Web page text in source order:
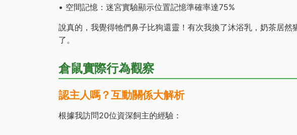
• 空間記憶：迷宮實驗顯示位置記憶準確率達75%
說真的，我覺得牠們鼻子比狗還靈！有次我換了沐浴乳，奶茶居
了。
倉鼠實際行為觀察
認主人嗎？互動關係大解析
根據我訪問20位資深飼主的經驗：